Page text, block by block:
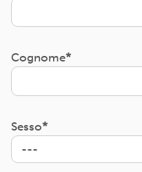
Cognome
Sesso